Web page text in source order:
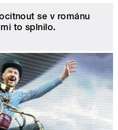
se v románu
to splnilo.